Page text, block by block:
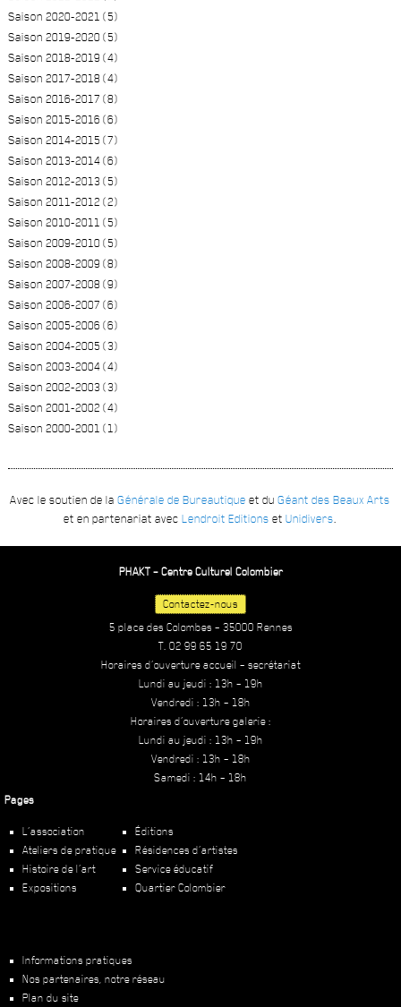
Saison 2020-2021 (5)
Saison 2019-2020 (5)
Saison 2018-2019 (4)
Saison 2017-2018 (4)
Saison 2016-2017 (8)
Saison 2015-2016 (6)
Saison 2014-2015 (7)
Saison 2013-2014 (6)
Saison 2012-2013 (5)
Saison 2011-2012 (2)
Saison 2010-2011 (5)
Saison 2009-2010 (5)
Saison 2008-2009 (8)
Saison 2007-2008 (9)
Saison 2006-2007 (6)
Saison 2005-2006 (6)
Saison 2004-2005 (3)
Saison 2003-2004 (4)
Saison 2002-2003 (3)
Saison 2001-2002 (4)
Saison 2000-2001 (1)
Avec le soutien de laGénérale de Bureautique et duGéant des Beaux Arts
et en partenariat avecLendroit Editions etUnidivers.
PHAKT – Centre Culturel Colombier
Contactez-nous
5 place des Colombes – 35000 Rennes
T. 02 99 65 19 70
Horaires d’ouverture accueil – secrétariat
Lundi au jeudi : 13h – 19h
Vendredi : 13h – 18h
Horaires d’ouverture galerie :
Lundi au jeudi : 13h – 19h
Vendredi : 13h – 18h
Samedi : 14h – 18h
Pages
L’association
Ateliers de pratique
Histoire de l’art
Expositions
Éditions
Résidences d’artistes
Service éducatif
Quartier Colombier
Informations pratiques
Nos partenaires, notre réseau
Plan du site